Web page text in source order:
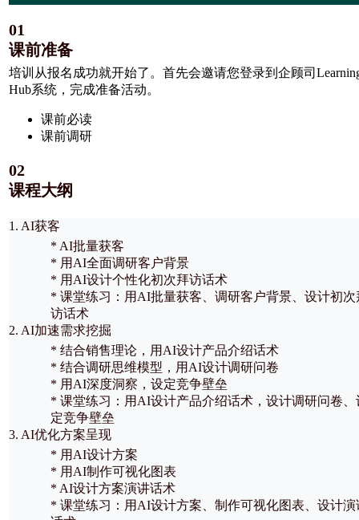
01
课前准备
培训从报名成功就开始了。首先会邀请您登录到企顾司
Hub系统，完成准备活动。
课前必读
课前调研
02
课程大纲
1. AI获客
* AI批量获客
* 用AI全面调研客户背景
* 用AI设计个性化初次拜访话术
* 课堂练习：用AI批量获客、调研客户背景、设计初次
访话术
2. AI加速需求挖掘
* 结合销售理论，用AI设计产品介绍话术
* 结合调研思维模型，用AI设计调研问卷
* 用AI深度洞察，设定竞争壁垒
* 课堂练习：用AI设计产品介绍话术，设计调研问卷、
定竞争壁垒
3. AI优化方案呈现
* 用AI设计方案
* 用AI制作可视化图表
* AI设计方案演讲话术
* 课堂练习：用AI设计方案、制作可视化图表、设计演